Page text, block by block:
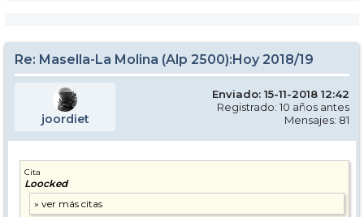
Re: Masella-La Molina (Alp 2500):Hoy 2018/19
joordiet
Enviado: 15-11-2018 12:42
Registrado: 10 años antes
Mensajes: 81
Cita
Loocked